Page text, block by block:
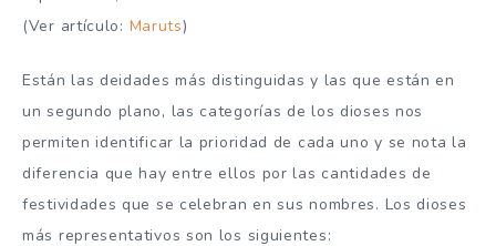
(Ver artículo: Maruts)
Están las deidades más distinguidas y las que están en
un segundo plano, las categorías de los dioses nos
permiten identificar la prioridad de cada uno y se nota la
diferencia que hay entre ellos por las cantidades de
festividades que se celebran en sus nombres. Los dioses
más representativos son los siguientes: